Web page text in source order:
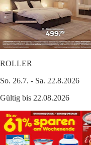
ROLLER
So. 26.7. - Sa. 22.8.2026
Gültig bis 22.08.2026